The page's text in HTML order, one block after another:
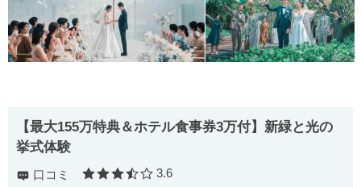
【最大155万特典＆ホテル食事券3万付】新緑と光の
挙式体験
口コミ 口コミ評価
3.6